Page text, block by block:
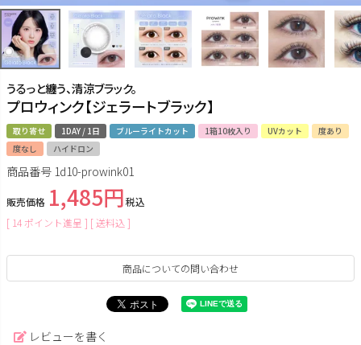
うるっと纏う、清涼ブラック。
プロウィンク【ジェラートブラック】
取り寄せ 1DAY / 1日 ブルーライトカット 1箱10枚入り UVカット
度あり
度なし
ハイドロン
商品番号 1d10-prowink01
販売価格 1,485
税込
[ 14 ポイント進呈 ] 送料込
商品についての問い合わせ
レビューを書く